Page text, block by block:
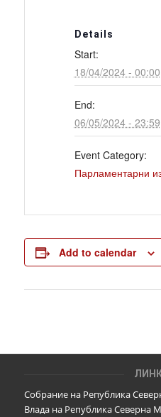
Details
Start:
18/04/2024 - 00:00
End:
06/05/2024 - 23:59
Event Category:
Парламентарни
Add to calendar
Собрание на Република
Влада на Република Северна